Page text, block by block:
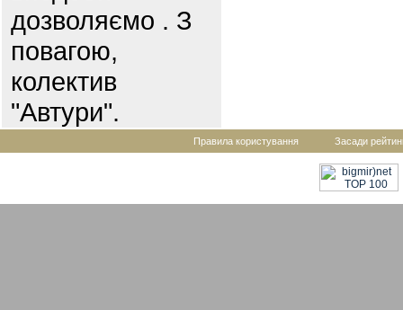
дозволяємо . З
повагою,
колектив
"Автури".
Правила користування Засади